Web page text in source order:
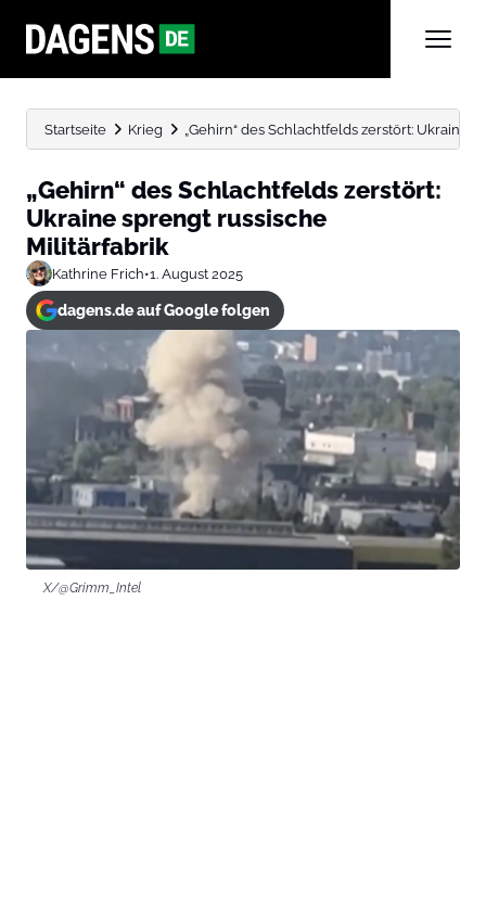
Startseite Krieg „Gehirn“ des Schlachtfelds zerstört: Ukraine
„Gehirn“ des Schlachtfelds zerstört:
Ukraine sprengt russische
Militärfabrik
Kathrine Frich•1. August 2025
dagens.de auf Google folgen
X/@Grimm_Intel